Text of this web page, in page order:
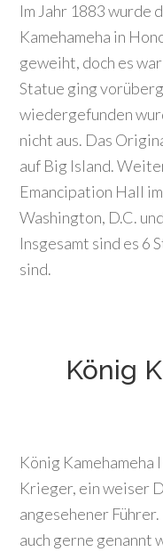
Im Jahr 1883 wurde
Kamehameha in
geweiht, doch es
Statue ging
wiedergefunden
nicht aus. Das
auf Big Island.
Emancipation Hall
Washington, D.C.
Insgesamt sind es 6
sind.
König
König
Krieger, ein weiser
angesehener
auch gerne genannt